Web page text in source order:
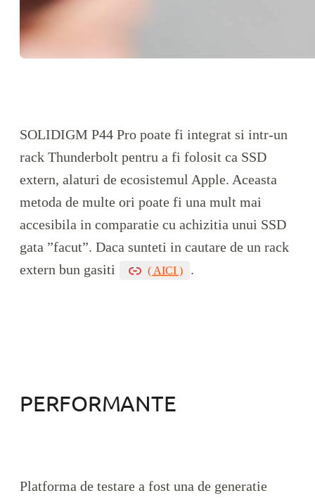
SOLIDIGM P44 Pro poate fi integrat si intr-un
rack Thunderbolt pentru a fi folosit ca SSD
extern, alaturi de ecosistemul Apple. Aceasta
metoda de multe ori poate fi una mult mai
accesibila in comparatie cu achizitia unui SSD
gata ”facut”. Daca sunteti in cautare de un rack
extern bun gasiti
( AICI ) .
PERFORMANTE
Platforma de testare a fost una de generatie